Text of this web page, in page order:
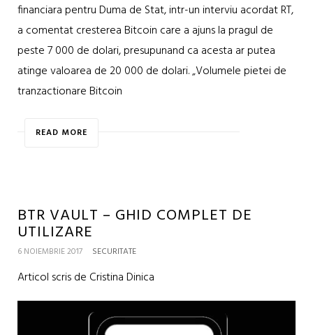
financiara pentru Duma de Stat, intr-un interviu acordat RT,
a comentat cresterea Bitcoin care a ajuns la pragul de
peste 7 000 de dolari, presupunand ca acesta ar putea
atinge valoarea de 20 000 de dolari. „Volumele pietei de
tranzactionare Bitcoin
READ MORE
BTR VAULT – GHID COMPLET DE
UTILIZARE
6 NOIEMBRIE 2017 SECURITATE
Articol scris de Cristina Dinica